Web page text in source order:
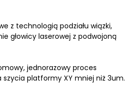
z technologią podziału wiązki,
głowicy laserowej z podwojoną
jednorazowy proces
platformy XY mniej niż 3um.